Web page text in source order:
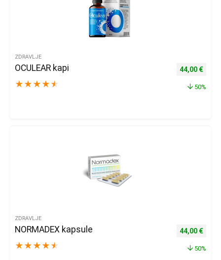
ZDRAVLJE
OCULEAR kapi
★ ★ ★ ★ ★
Izvorna
44,00 €
50%
ZDRAVLJE
NORMADEX kapsule
★ ★ ★ ★ ★
Izvorna
44,00 €
50%